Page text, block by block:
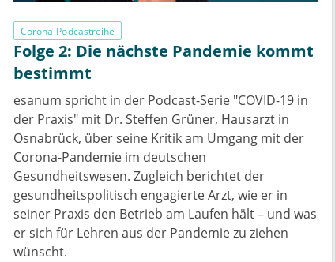
Corona-Podcastreihe
Folge 2: Die nächste Pandemie kommt
bestimmt
esanum spricht in der Podcast-Serie "COVID-19 in
der Praxis" mit Dr. Steffen Grüner, Hausarzt in
Osnabrück, über seine Kritik am Umgang mit der
Corona-Pandemie im deutschen
Gesundheitswesen. Zugleich berichtet der
gesundheitspolitisch engagierte Arzt, wie er in
seiner Praxis den Betrieb am Laufen hält – und was
er sich für Lehren aus der Pandemie zu ziehen
wünscht.